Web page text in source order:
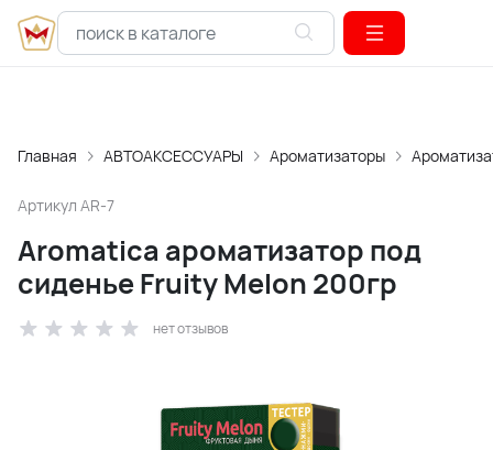
Главная АВТОАКСЕССУАРЫ Ароматизаторы
Артикул AR-7
Aromatica ароматизатор под
сиденье Fruity Melon 200гр
нет отзывов